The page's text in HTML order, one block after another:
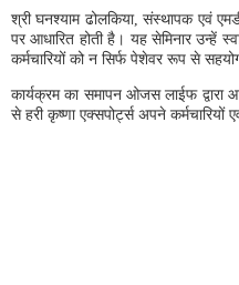
श्री घनश्याम ढोलकिया, संस्थापक एवं
पर आधारित होती है। यह सेमिनार उन्हें
कर्मचारियों को न सिर्फ पेशेवर रूप से
कार्यक्रम का समापन ओजस लाईफ
से हरी कृष्णा एक्सपोर्ट्स अपने